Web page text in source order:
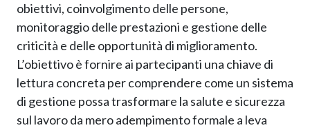
obiettivi, coinvolgimento delle persone,
monitoraggio delle prestazioni e gestione delle
criticità e delle opportunità di miglioramento.
L’obiettivo è fornire ai partecipanti una chiave di
lettura concreta per comprendere come un sistema
di gestione possa trasformare la salute e sicurezza
sul lavoro da mero adempimento formale a leva